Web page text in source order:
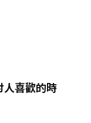
人喜歡的時